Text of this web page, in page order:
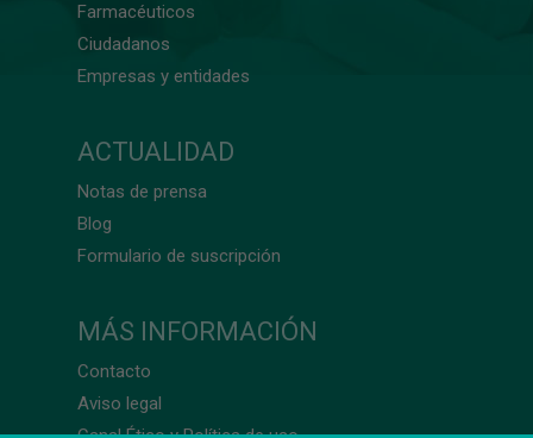
Farmacéuticos
Ciudadanos
Empresas y entidades
ACTUALIDAD
Notas de prensa
Blog
Formulario de suscripción
MÁS INFORMACIÓN
Contacto
Aviso legal